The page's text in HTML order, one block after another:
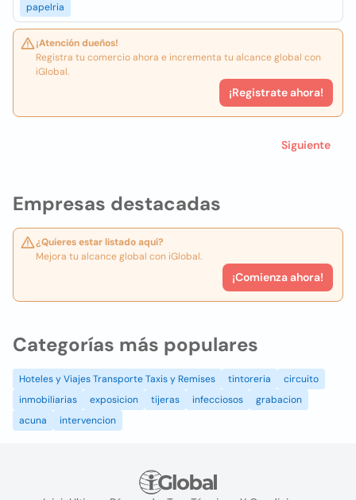
Empresas destacadas
¿Quieres estar listado aquí?
Mejora tu alcance global con iGlobal.
¡Comienza ahora!
papelria
¡Atención dueños!
Registra tu comercio ahora e incrementa tu alcance global con
iGlobal.
¡Registrate ahora!
Siguiente
Categorías más populares
Hoteles y Viajes Transporte Taxis y Remises tintoreria
circuito
inmobiliarias
exposicion tijeras infecciosos
grabacion
acuna
intervencion